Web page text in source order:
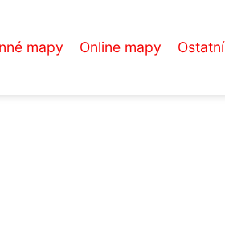
mapy Online mapy Ostatní